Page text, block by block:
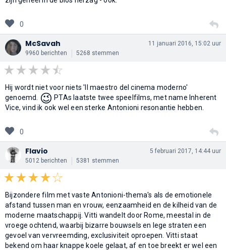
0
McSavah
9960 berichten 5268 stemmen
11 januari 2016, 15:02 uur
Hij wordt niet voor niets 'Il maestro del cinema moderno'
genoemd.
😉 PTAs laatste twee speelfilms, met name Inherent
Vice, vind ik ook wel een sterke Antonioni resonantie hebben.
0
Flavio
5012 berichten 5381 stemmen
5 februari 2017, 14:44 uur
Bijzondere film met vaste Antonioni-thema's als de emotionele
afstand tussen man en vrouw, eenzaamheid en de kilheid van de
moderne maatschappij. Vitti wandelt door Rome, meestal in de
vroege ochtend, waarbij bizarre bouwsels en lege straten een
gevoel van vervreemding, exclusiviteit oproepen. Vitti staat
bekend om haar knappe koele gelaat, af en toe breekt er wel een